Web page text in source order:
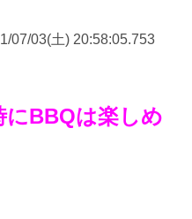
07/03(土) 20:58:05.753
にBBQは楽しめ